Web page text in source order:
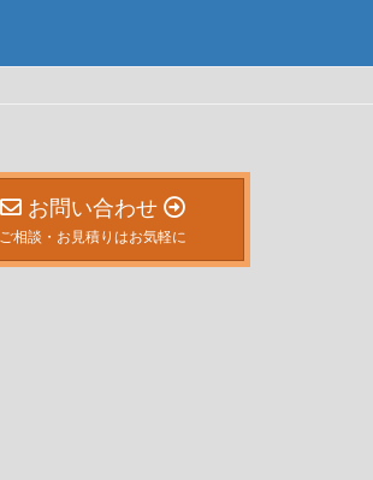
お問い合わせ
ご相談・お見積りはお気軽に